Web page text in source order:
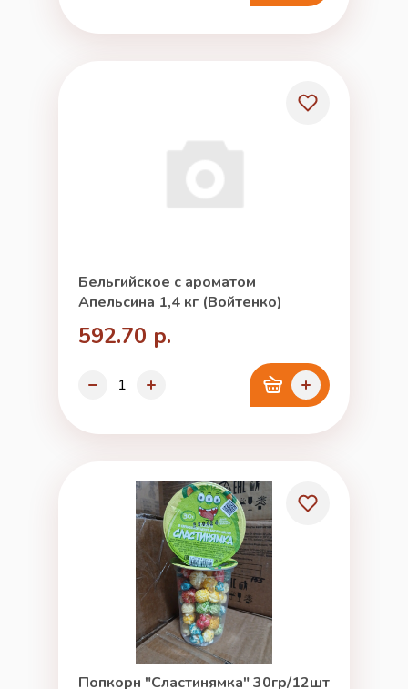
Бельгийское с ароматом
Апельсина 1,4 кг (Войтенко)
592.70 р.
Попкорн "Сластинямка" 30гр/12шт